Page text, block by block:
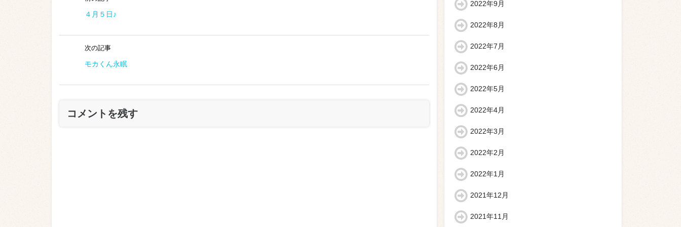
４月５日♪
次の記事
モカくん永眠
コメントを残す
2022年9月
2022年8月
2022年7月
2022年6月
2022年5月
2022年4月
2022年3月
2022年2月
2022年1月
2021年12月
2021年11月